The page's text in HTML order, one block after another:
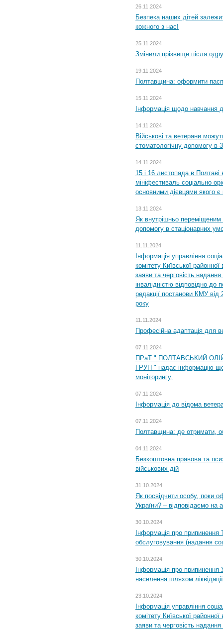
26.11.2024
Безпека наших дітей
кожного з нас!
25.11.2024
Змінили прізвище після
19.11.2024
Полтавщина: оформити
15.11.2024
Інформація щодо навчання
14.11.2024
Військові та ветерани
стоматологічну допомогу в
14.11.2024
15 і 16 листопада в
мініфестиваль соціально
основними дієвцями якого є
13.11.2024
Як внутрішньо переміщеним
допомогу в стаціонарних
11.11.2024
Інформація управління
комітету Київської
заяви та черговість надання
інвалідністю відповідно
редакції постанови КМУ
року
11.11.2024
Професійна адаптація для
07.11.2024
ПРаТ " ПОЛТАВСЬКИЙ
ГРУП " надає інформацію
моніторингу.
07.11.2024
Інформація до відома
07.11.2024
Полтавщина: де отримати,
04.11.2024
Безкоштовна правова та
військових дій
31.10.2024
Як посвідчити особу, поки
України? – відповідаємо на
30.10.2024
Інформація про припинення
обслуговування (надання
30.10.2024
Інформація про припинення
населення шляхом ліквідації
23.10.2024
Інформація управління
комітету Київської
заяви та черговість надання